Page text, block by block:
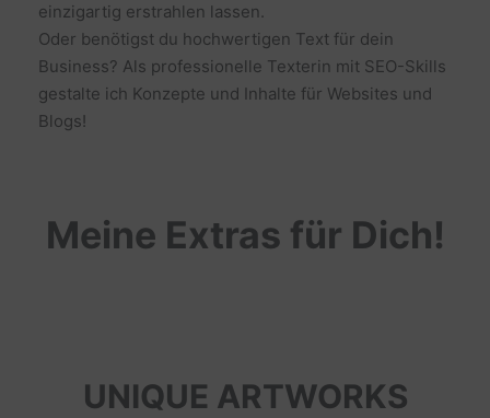
einzigartig erstrahlen lassen.
Oder benötigst du hochwertigen Text für dein
Business? Als professionelle Texterin mit SEO-Skills
gestalte ich Konzepte und Inhalte für Websites und
Blogs!
Meine Extras für Dich!
UNIQUE ARTWORKS